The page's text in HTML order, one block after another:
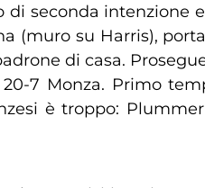
di seconda intenzione
(muro su Harris),
di casa.
7 Monza. Primo
è troppo: